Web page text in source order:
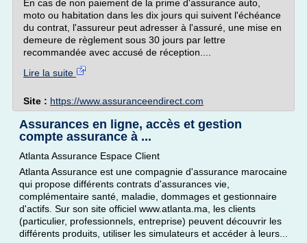
En cas de non paiement de la prime d'assurance auto,
moto ou habitation dans les dix jours qui suivent l'échéance
du contrat, l'assureur peut adresser à l'assuré, une mise en
demeure de règlement sous 30 jours par lettre
recommandée avec accusé de réception....
Lire la suite
Site : https://www.assuranceendirect.com
Assurances en ligne, accès et gestion
compte assurance à ...
Atlanta Assurance Espace Client
Atlanta Assurance est une compagnie d'assurance marocaine
qui propose différents contrats d'assurances vie,
complémentaire santé, maladie, dommages et gestionnaire
d'actifs. Sur son site officiel www.atlanta.ma, les clients
(particulier, professionnels, entreprise) peuvent découvrir les
différents produits, utiliser les simulateurs et accéder à leurs...